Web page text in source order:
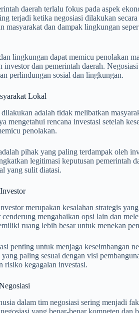
daerah terlalu fokus pada aspek
terjadi ketika negosiasi dilakukan
masyarakat dan dampak lingkungan
lingkungan dapat memicu penolakan
dan pemerintah daerah.
perlindungan sosial dan lingkungan.
Lokal
adalah tidak melibatkan
mengetahui rencana investasi setelah
penolakan.
pihak yang paling terdampak oleh
legitimasi keputusan pemerintah
yang sulit diatasi.
merupakan kesalahan strategis
cenderung mengabaikan opsi lain dan
ruang lebih besar untuk menekan
penting untuk menjaga keseimbangan
paling sesuai dengan visi
risiko kegagalan investasi.
dalam tim negosiasi sering menjadi
yang benar-benar kompeten dan